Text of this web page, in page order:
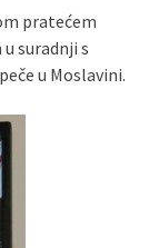
pratećem
suradnji s
u Moslavini.